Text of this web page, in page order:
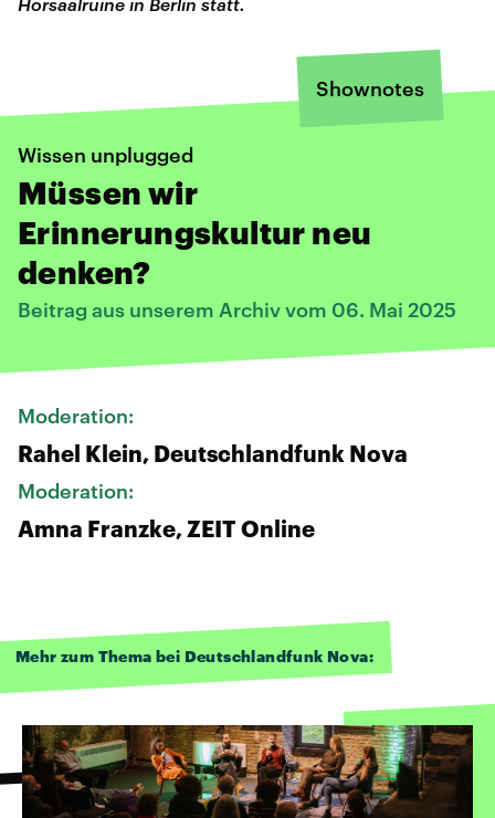
Shownotes
Wissen unplugged
Müssen wir
Erinnerungskultur neu
denken?
Beitrag aus unserem Archiv vom 06. Mai 2025
Moderation:
Rahel Klein, Deutschlandfunk Nova
Moderation:
Amna Franzke, ZEIT Online
Mehr zum Thema bei Deutschlandfunk Nova: